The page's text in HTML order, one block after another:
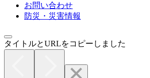
お問い合わせ
防災・災害情報
タイトルとURLをコピーしました